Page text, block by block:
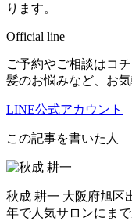
ります。
Official line
ご予約やご相談はコ
髪のお悩みなど、お
LINE公式アカウント
この記事を書いた人
秋成 耕一 大阪府旭区
年で人気サロンにま